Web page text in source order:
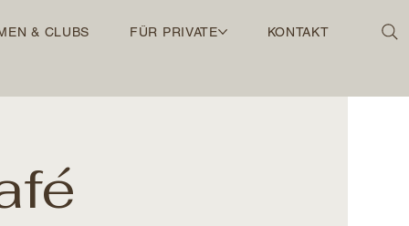
& CLUBS FÜR PRIVATE KONTAKT